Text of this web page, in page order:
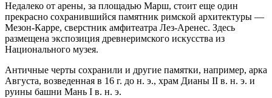
Недалеко от арены, за площадью Марш, стоит еще один
прекрасно сохранившийся памятник римской архитектуры —
Мезон-Карре, сверстник амфитеатра Лез-Аренес. Здесь
размещена экспозиция древнеримского искусства из
Национального музея.
Античные черты сохранили и другие памятки, например, арка
Августа, возведенная в 16 г. до н. э., храм Дианы II в. н. э. и
руины башни Мань I в. н. э.